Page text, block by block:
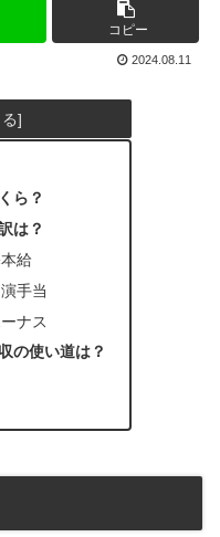
コピー
2024.08.11
ら？
は？
給
手当
ナス
の使い道は？